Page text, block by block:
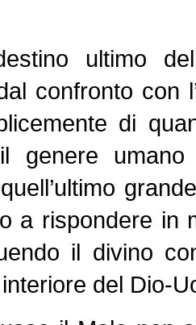
ultimo
confronto con
di
genere
a rispondere in
il divino
interiore del Dio-